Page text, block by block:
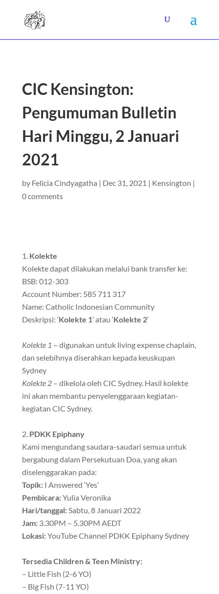
CIC Kensington:
Pengumuman Bulletin
Hari Minggu, 2 Januari
2021
by Felicia Cindyagatha | Dec 31, 2021 | Kensington |
0 comments
Kolekte
Kolekte dapat dilakukan melalui bank transfer ke:
BSB: 012-303
Account Number: 585 711 317
Name: Catholic Indonesian Community
Deskripsi: ‘Kolekte 1‘ atau ‘Kolekte 2‘
Kolekte 1 – digunakan untuk living expense chaplain,
dan selebihnya diserahkan kepada keuskupan
Sydney
Kolekte 2 – dikelola oleh CIC Sydney. Hasil kolekte
ini akan membantu penyelenggaraan kegiatan-
kegiatan CIC Sydney.
PDKK Epiphany
Kami mengundang saudara-saudari semua untuk
bergabung dalam Persekutuan Doa, yang akan
diselenggarakan pada:
Topik:I Answered ‘Yes’
Pembicara:Yulia Veronika
Hari/tanggal:Sabtu, 8 Januari 2022
Jam: 3.30PM – 5.30PM AEDT
Lokasi:YouTube Channel PDKK Epiphany Sydney
Tersedia Children & Teen Ministry:
– Little Fish (2-6 YO)
– Big Fish (7-11 YO)